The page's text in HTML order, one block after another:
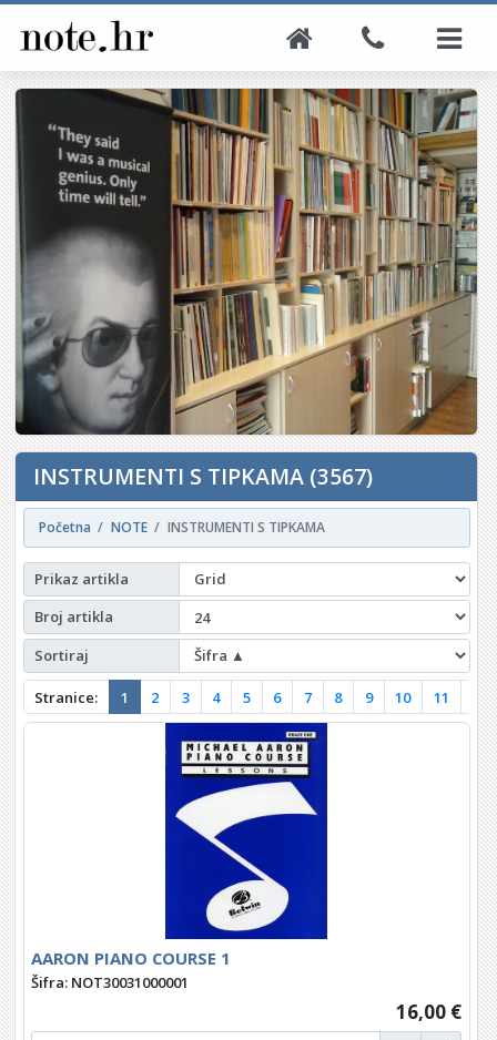
INSTRUMENTI S TIPKAMA (3567)
Početna NOTE INSTRUMENTI S TIPKAMA
Prikaz artikla
Broj artikla
Sortiraj
Stranice: 1 2 3 4 5 6 7 8 9 10 11 12
AARON PIANO COURSE 1
Šifra: NOT30031000001
16,00 €